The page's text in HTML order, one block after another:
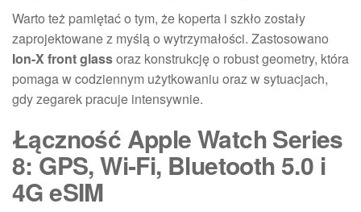
Warto też pamiętać o tym, że koperta i szkło zostały
zaprojektowane z myślą o wytrzymałości. Zastosowano
Ion-X front glassoraz konstrukcję o robust geometry, która
pomaga w codziennym użytkowaniu oraz w sytuacjach,
gdy zegarek pracuje intensywnie.
Łączność Apple Watch Series
8: GPS, Wi‑Fi, Bluetooth 5.0 i
4G eSIM